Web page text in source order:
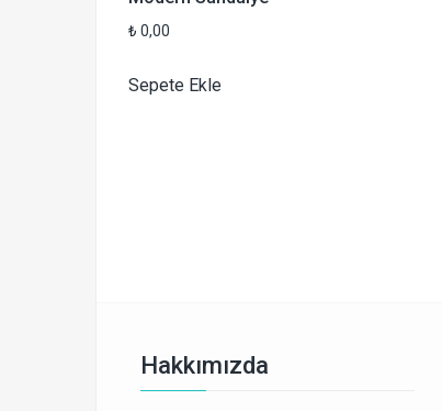
₺ 0,00
Sepete Ekle
Hakkımızda